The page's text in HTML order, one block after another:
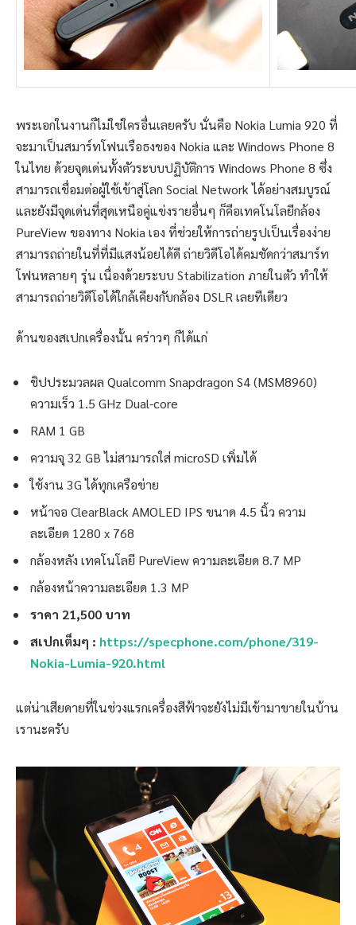
พระเอกในงานก็ไม่ใช่ใครอื่นเลยครับ นั่นคือ Nokia Lumia 920 ที่
จะมาเป็นสมาร์ทโฟนเรือธงของ Nokia และ Windows Phone 8
ในไทย ด้วยจุดเด่นทั้งตัวระบบปฏิบัติการ Windows Phone 8 ซึ่ง
สามารถเชื่อมต่อผู้ใช้เข้าสู่โลก Social Network ได้อย่างสมบูรณ์
และยังมีจุดเด่นที่สุดเหนือคู่แข่งรายอื่นๆ ก็คือเทคโนโลยีกล้อง
PureView ของทาง Nokia เอง ที่ช่วยให้การถ่ายรูปเป็นเรื่องง่าย
สามารถถ่ายในที่ที่มีแสงน้อยได้ดี ถ่ายวิดีโอได้คมชัดกว่าสมาร์ท
โฟนหลายๆ รุ่น เนื่องด้วยระบบ Stabilization ภายในตัว ทำให้
สามารถถ่ายวิดีโอได้ใกล้เคียงกับกล้อง DSLR เลยทีเดียว
ด้านของสเปกเครื่องนั้น คร่าวๆ ก็ได้แก่
ชิปประมวลผล Qualcomm Snapdragon S4 (MSM8960)
ความเร็ว 1.5 GHz Dual-core
RAM 1 GB
ความจุ 32 GB ไม่สามารถใส่ microSD เพิ่มได้
ใช้งาน 3G ได้ทุกเครือข่าย
หน้าจอ ClearBlack AMOLED IPS ขนาด 4.5 นิ้ว ความ
ละเอียด 1280 x 768
กล้องหลัง เทคโนโลยี PureView ความละเอียด 8.7 MP
กล้องหน้าความละเอียด 1.3 MP
ราคา 21,500 บาท
สเปกเต็มๆ : https://specphone.com/phone/319-
Nokia-Lumia-920.html
แต่น่าเสียดายที่ในช่วงแรกเครื่องสีฟ้าจะยังไม่มีเข้ามาขายในบ้าน
เรานะครับ